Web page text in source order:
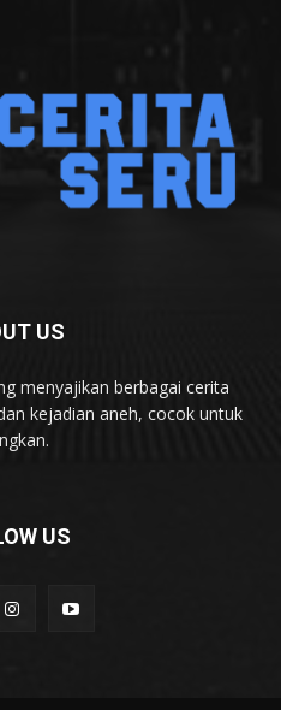
US
menyajikan berbagai cerita
kejadian aneh, cocok untuk
US